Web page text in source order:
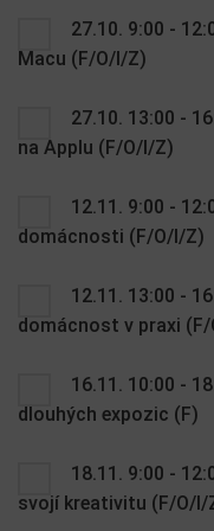
27.10. 9:00 -
Macu (F/O/I/Z)
27.10. 13:00 -
na Applu (F/O/I/Z)
12.11. 9:00 -
domácnosti (F/O/I/Z)
12.11. 13:00 -
domácnost v praxi
16.11. 10:00 -
dlouhých expozic (F)
18.11. 9:00 -
svojí kreativitu (F/O/I/